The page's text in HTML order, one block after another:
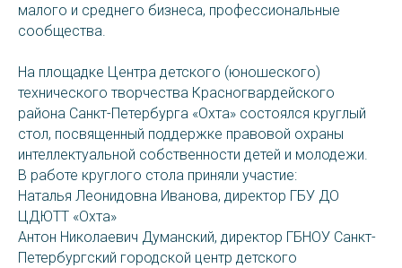
малого и среднего бизнеса, профессиональные
сообщества.
На площадке Центра детского (юношеского)
технического творчества Красногвардейского
района Санкт-Петербурга «Охта» состоялся круглый
стол, посвященный поддержке правовой охраны
интеллектуальной собственности детей и молодежи.
В работе круглого стола приняли участие:
Наталья Леонидовна Иванова, директор ГБУ ДО
ЦДЮТТ «Охта»
Антон Николаевич Думанский, директор ГБНОУ Санкт-
Петербургский городской центр детского